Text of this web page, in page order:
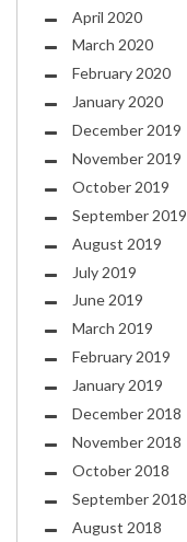
April 2020
March 2020
February 2020
January 2020
December 2019
November 2019
October 2019
September 2019
August 2019
July 2019
June 2019
March 2019
February 2019
January 2019
December 2018
November 2018
October 2018
September 2018
August 2018